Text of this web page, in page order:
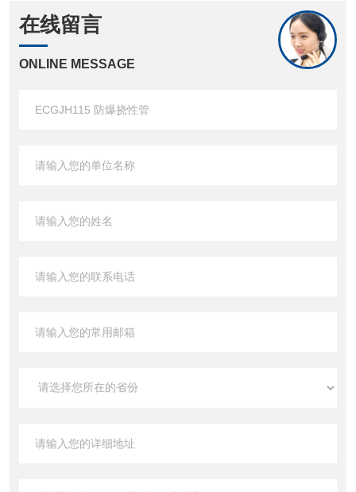
在线留言
ONLINE MESSAGE